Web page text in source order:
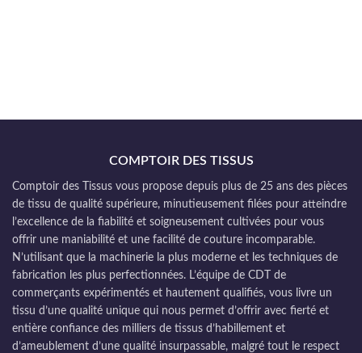
COMPTOIR DES TISSUS
Comptoir des Tissus vous propose depuis plus de 25 ans des pièces
de tissu de qualité supérieure, minutieusement filées pour atteindre
l’excellence de la fiabilité et soigneusement cultivées pour vous
offrir une maniabilité et une facilité de couture incomparable.
N’utilisant que la machinerie la plus moderne et les techniques de
fabrication les plus perfectionnées. L’équipe de CDT de
commerçants expérimentés et hautement qualifiés, vous livre un
tissu d’une qualité unique qui nous permet d’offrir avec fierté et
entière confiance des milliers de tissus d’habillement et
d’ameublement d’une qualité insurpassable, malgré tout le respect